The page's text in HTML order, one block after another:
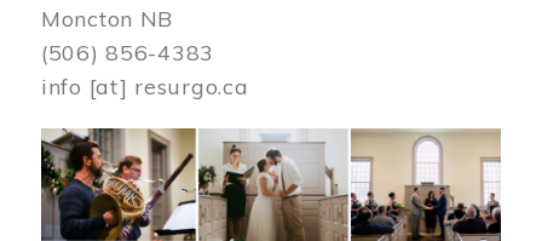
Moncton NB
(506) 856-4383
info [at] resurgo.ca
Image